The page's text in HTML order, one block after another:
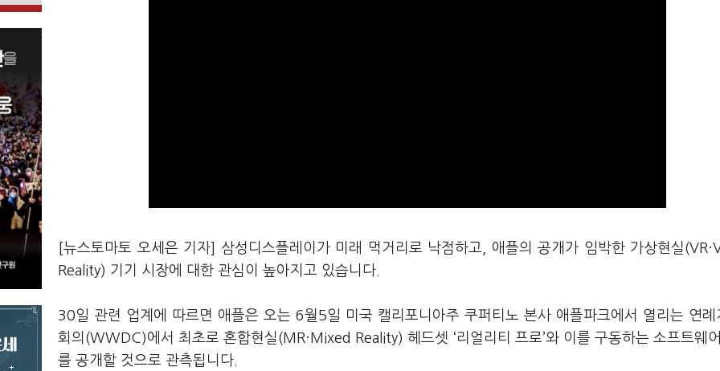
[뉴스토마토 오세은 기자] 삼성디스플레이가 미래 먹거리로 낙점하고, 애플의 공개가 임박한 가상현실
Reality) 기기 시장에 대한 관심이 높아지고 있습니다.
30일 관련 업계에 따르면 애플은 오는 6월5일 미국 캘리포니아주 쿠퍼티노 본사 애플파크에서 열리는 연례
회의(WWDC)에서 최초로 혼합현실(MR·Mixed Reality) 헤드셋 ‘리얼리티 프로’와 이를 구동하는 소프트웨
를 공개할 것으로 관측됩니다.